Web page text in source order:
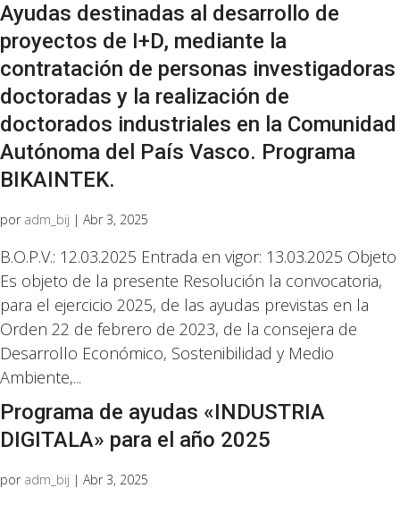
Ayudas destinadas al desarrollo de
proyectos de I+D, mediante la
contratación de personas investigadoras
doctoradas y la realización de
doctorados industriales en la Comunidad
Autónoma del País Vasco. Programa
BIKAINTEK.
por adm_bij | Abr 3, 2025
B.O.P.V.: 12.03.2025 Entrada en vigor: 13.03.2025 Objeto
Es objeto de la presente Resolución la convocatoria,
para el ejercicio 2025, de las ayudas previstas en la
Orden 22 de febrero de 2023, de la consejera de
Desarrollo Económico, Sostenibilidad y Medio
Ambiente,...
Programa de ayudas «INDUSTRIA
DIGITALA» para el año 2025
por adm_bij | Abr 3, 2025